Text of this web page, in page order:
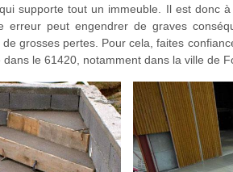
supporte tout un immeuble. Il est donc
erreur peut engendrer de graves
grosses pertes. Pour cela, faites
le 61420, notamment dans la ville de